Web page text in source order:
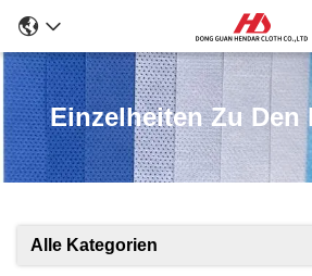
Einzelheiten Zu Den
Alle Kategorien